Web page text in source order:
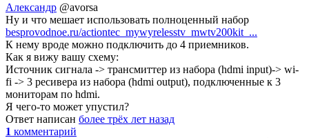
Александр @avorsa
Ну и что мешает использовать полноценный набор
besprovodnoe.ru/actiontec_mywyrelesstv_mwtv200kit_...
К нему вроде можно подключить до 4 приемников.
Как я вижу вашу схему:
Источник сигнала -> трансмиттер из набора (hdmi input)-> wi-
fi -> 3 ресивера из набора (hdmi output), подключенные к 3
мониторам по hdmi.
Я чего-то может упустил?
Ответ написан более трёх лет назад
1 комментарий